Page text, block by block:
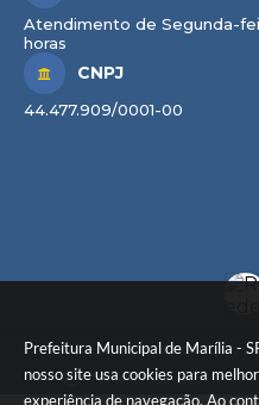
Prefeitura Municipal de Marília -
nosso site usa cookies para
experiência de navegação. Ao
Atendimento de Segunda-
horas
CNPJ
44.477.909/0001-00
Versão do
Portal atualizado em:07/